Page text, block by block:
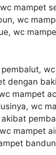
mampet
wc
wc
dengan
mampet
wc
mampet